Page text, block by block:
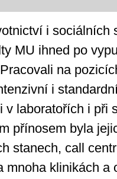
i sociálních
MU ihned po
na
i
v laboratořích i při
přínosem byla
stanech, call
mnoha klinikách a